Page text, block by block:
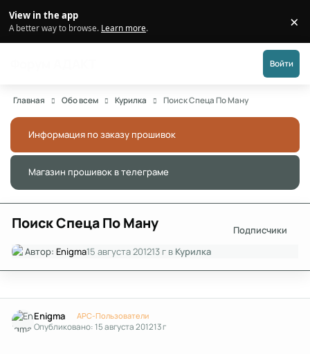
View in the app
A better way to browse. Learn more. ×
Войти
Главная Обо всем Курилка Поиск Спеца По Ману
Информация по заказу прошивок
Магазин прошивок в телеграме
Поиск Спеца По Ману
Подписчики
Автор: Enigma15 августа 201213 г в Курилка
Enigma APC-Пользователи
Опубликовано:15 августа 201213 г